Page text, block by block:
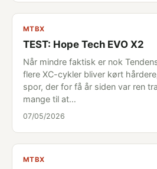
MTBX
TEST: Hope Tech EVO X2
Når mindre faktisk er nok
flere XC-cykler bliver kørt
spor, der for få år siden var ren
mange til at…
07/05/2026
MTBX